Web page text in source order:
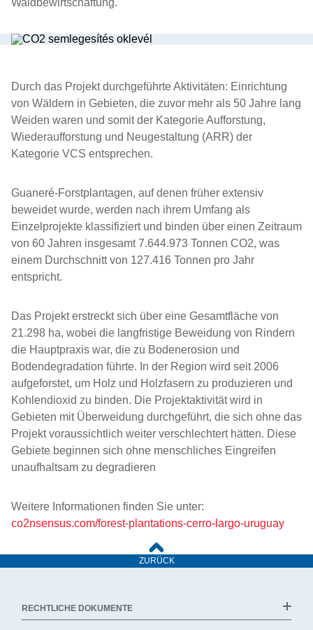
Waldbewirtschaftung.
Durch das Projekt durchgeführte Aktivitäten: Einrichtung
von Wäldern in Gebieten, die zuvor mehr als 50 Jahre lang
Weiden waren und somit der Kategorie Aufforstung,
Wiederaufforstung und Neugestaltung (ARR) der
Kategorie VCS entsprechen.
Guaneré-Forstplantagen, auf denen früher extensiv
beweidet wurde, werden nach ihrem Umfang als
Einzelprojekte klassifiziert und binden über einen Zeitraum
von 60 Jahren insgesamt 7.644.973 Tonnen CO2, was
einem Durchschnitt von 127.416 Tonnen pro Jahr
entspricht.
Das Projekt erstreckt sich über eine Gesamtfläche von
21.298 ha, wobei die langfristige Beweidung von Rindern
die Hauptpraxis war, die zu Bodenerosion und
Bodendegradation führte. In der Region wird seit 2006
aufgeforstet, um Holz und Holzfasern zu produzieren und
Kohlendioxid zu binden. Die Projektaktivität wird in
Gebieten mit Überweidung durchgeführt, die sich ohne das
Projekt voraussichtlich weiter verschlechtert hätten. Diese
Gebiete beginnen sich ohne menschliches Eingreifen
unaufhaltsam zu degradieren
Weitere Informationen finden Sie unter:
co2nsensus.com/forest-plantations-cerro-largo-uruguay
ZURÜCK
RECHTLICHE DOKUMENTE